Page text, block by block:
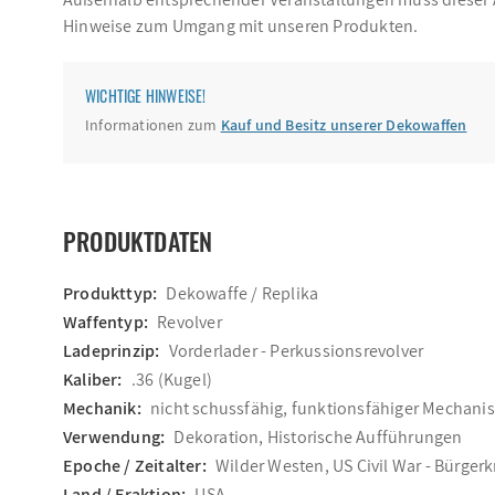
Hinweise zum Umgang mit unseren Produkten.
WICHTIGE HINWEISE!
Informationen zum Kauf und Besitz unserer Dekowaffen
PRODUKTDATEN
Produkttyp: Dekowaffe / Replika
Waffentyp: Revolver
Ladeprinzip: Vorderlader - Perkussionsrevolver
Kaliber: .36 (Kugel)
Mechanik: nicht schussfähig, funktionsfähiger
Verwendung: Dekoration, Historische Aufführungen
Epoche / Zeitalter: Wilder Westen, US Civil War -